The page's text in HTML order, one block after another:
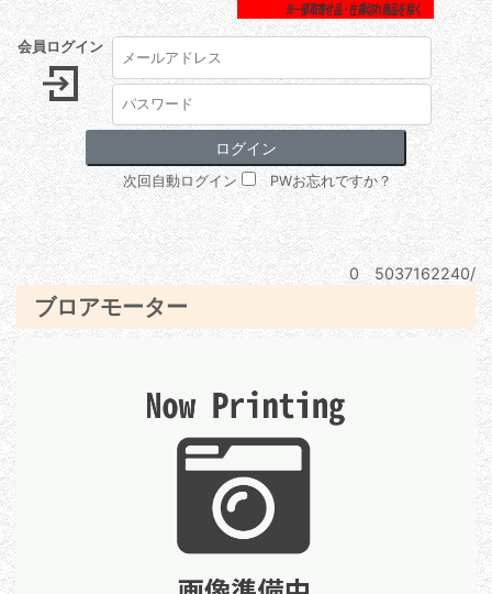
会員ログイン
次回自動ログイン PWお忘れですか？
0 5037162240/
ブロアモーター